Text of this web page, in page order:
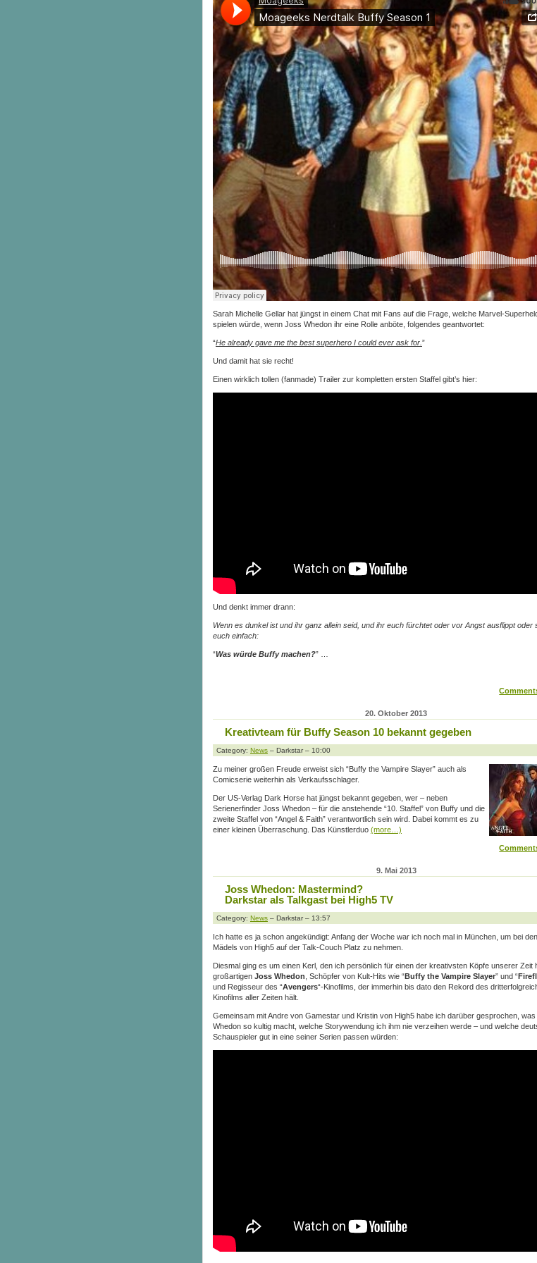
Sarah Michelle Gellar hat jüngst in einem Chat mit Fans auf die Frage, welche Marvel-
spielen würde, wenn Joss Whedon ihr eine Rolle anböte, folgendes geantwortet:
“He already gave me the best superhero I could ever ask for. ”
Und damit hat sie recht!
Einen wirklich tollen (fanmade) Trailer zur kompletten ersten Staffel gibt’s hier:
Und denkt immer drann:
Wenn es dunkel ist und ihr ganz allein seid, und ihr euch fürchtet oder vor Angst ausflippt oder
euch einfach:
“Was würde Buffy machen?” …
20. Oktober 2013
Kreativteam für Buffy Season 10 bekannt gegeben
Category: News – Darkstar – 10:00
Zu meiner großen Freude erweist sich “Buffy the Vampire Slayer” auch als
Comicserie weiterhin als Verkaufsschlager.
Der US-Verlag Dark Horse hat jüngst bekannt gegeben, wer – neben
Serienerfinder Joss Whedon – für die anstehende “10. Staffel” von Buffy und die
zweite Staffel von “Angel & Faith” verantwortlich sein wird. Dabei kommt es zu
einer kleinen Überraschung. Das Künstlerduo (more…)
9. Mai 2013
Joss Whedon: Mastermind?
Darkstar als Talkgast bei High5 TV
Category: News – Darkstar – 13:57
Ich hatte es ja schon angekündigt: Anfang der Woche war ich noch mal in München, um bei
Mädels von High5 auf der Talk-Couch Platz zu nehmen.
Diesmal ging es um einen Kerl, den ich persönlich für einen der kreativsten Köpfe unserer Zeit
großartigen Joss Whedon , Schöpfer von Kult-Hits wie “Buffy the Vampire Slayer” und “
und Regisseur des “Avengers“-Kinofilms, der immerhin bis dato den Rekord des
Kinofilms aller Zeiten hält.
Gemeinsam mit Andre von Gamestar und Kristin von High5 habe ich darüber gesprochen,
Whedon so kultig macht, welche Storywendung ich ihm nie verzeihen werde – und welche
Schauspieler gut in eine seiner Serien passen würden: